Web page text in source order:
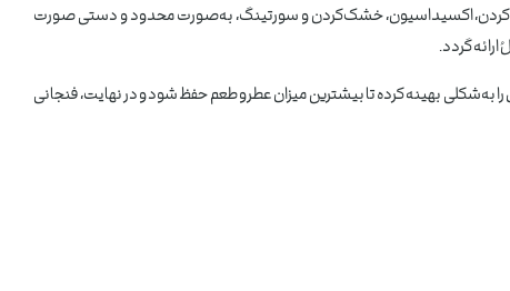
اکسیداسیون، خشک‌کردن و سورتینگ، به‌صورت محدود و دستی صورت
گردد.
به‌شکلی بهینه کرده تا بیشترین میزان عطر و طعم حفظ شود و در نهایت، فنجانی